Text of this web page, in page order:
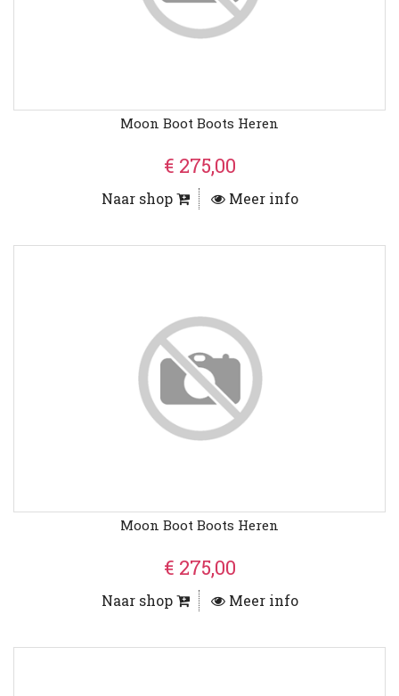
Moon Boot Boots Heren
€ 275,00
Naar shop Meer info
Moon Boot Boots Heren
€ 275,00
Naar shop Meer info